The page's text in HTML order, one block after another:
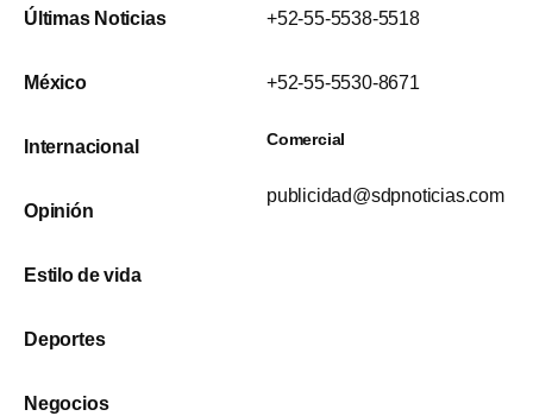
Últimas Noticias
México
Internacional
Opinión
Estilo de vida
Deportes
Negocios
+52-55-5538-5518
+52-55-5530-8671
Comercial
publicidad@sdpnoticias.com